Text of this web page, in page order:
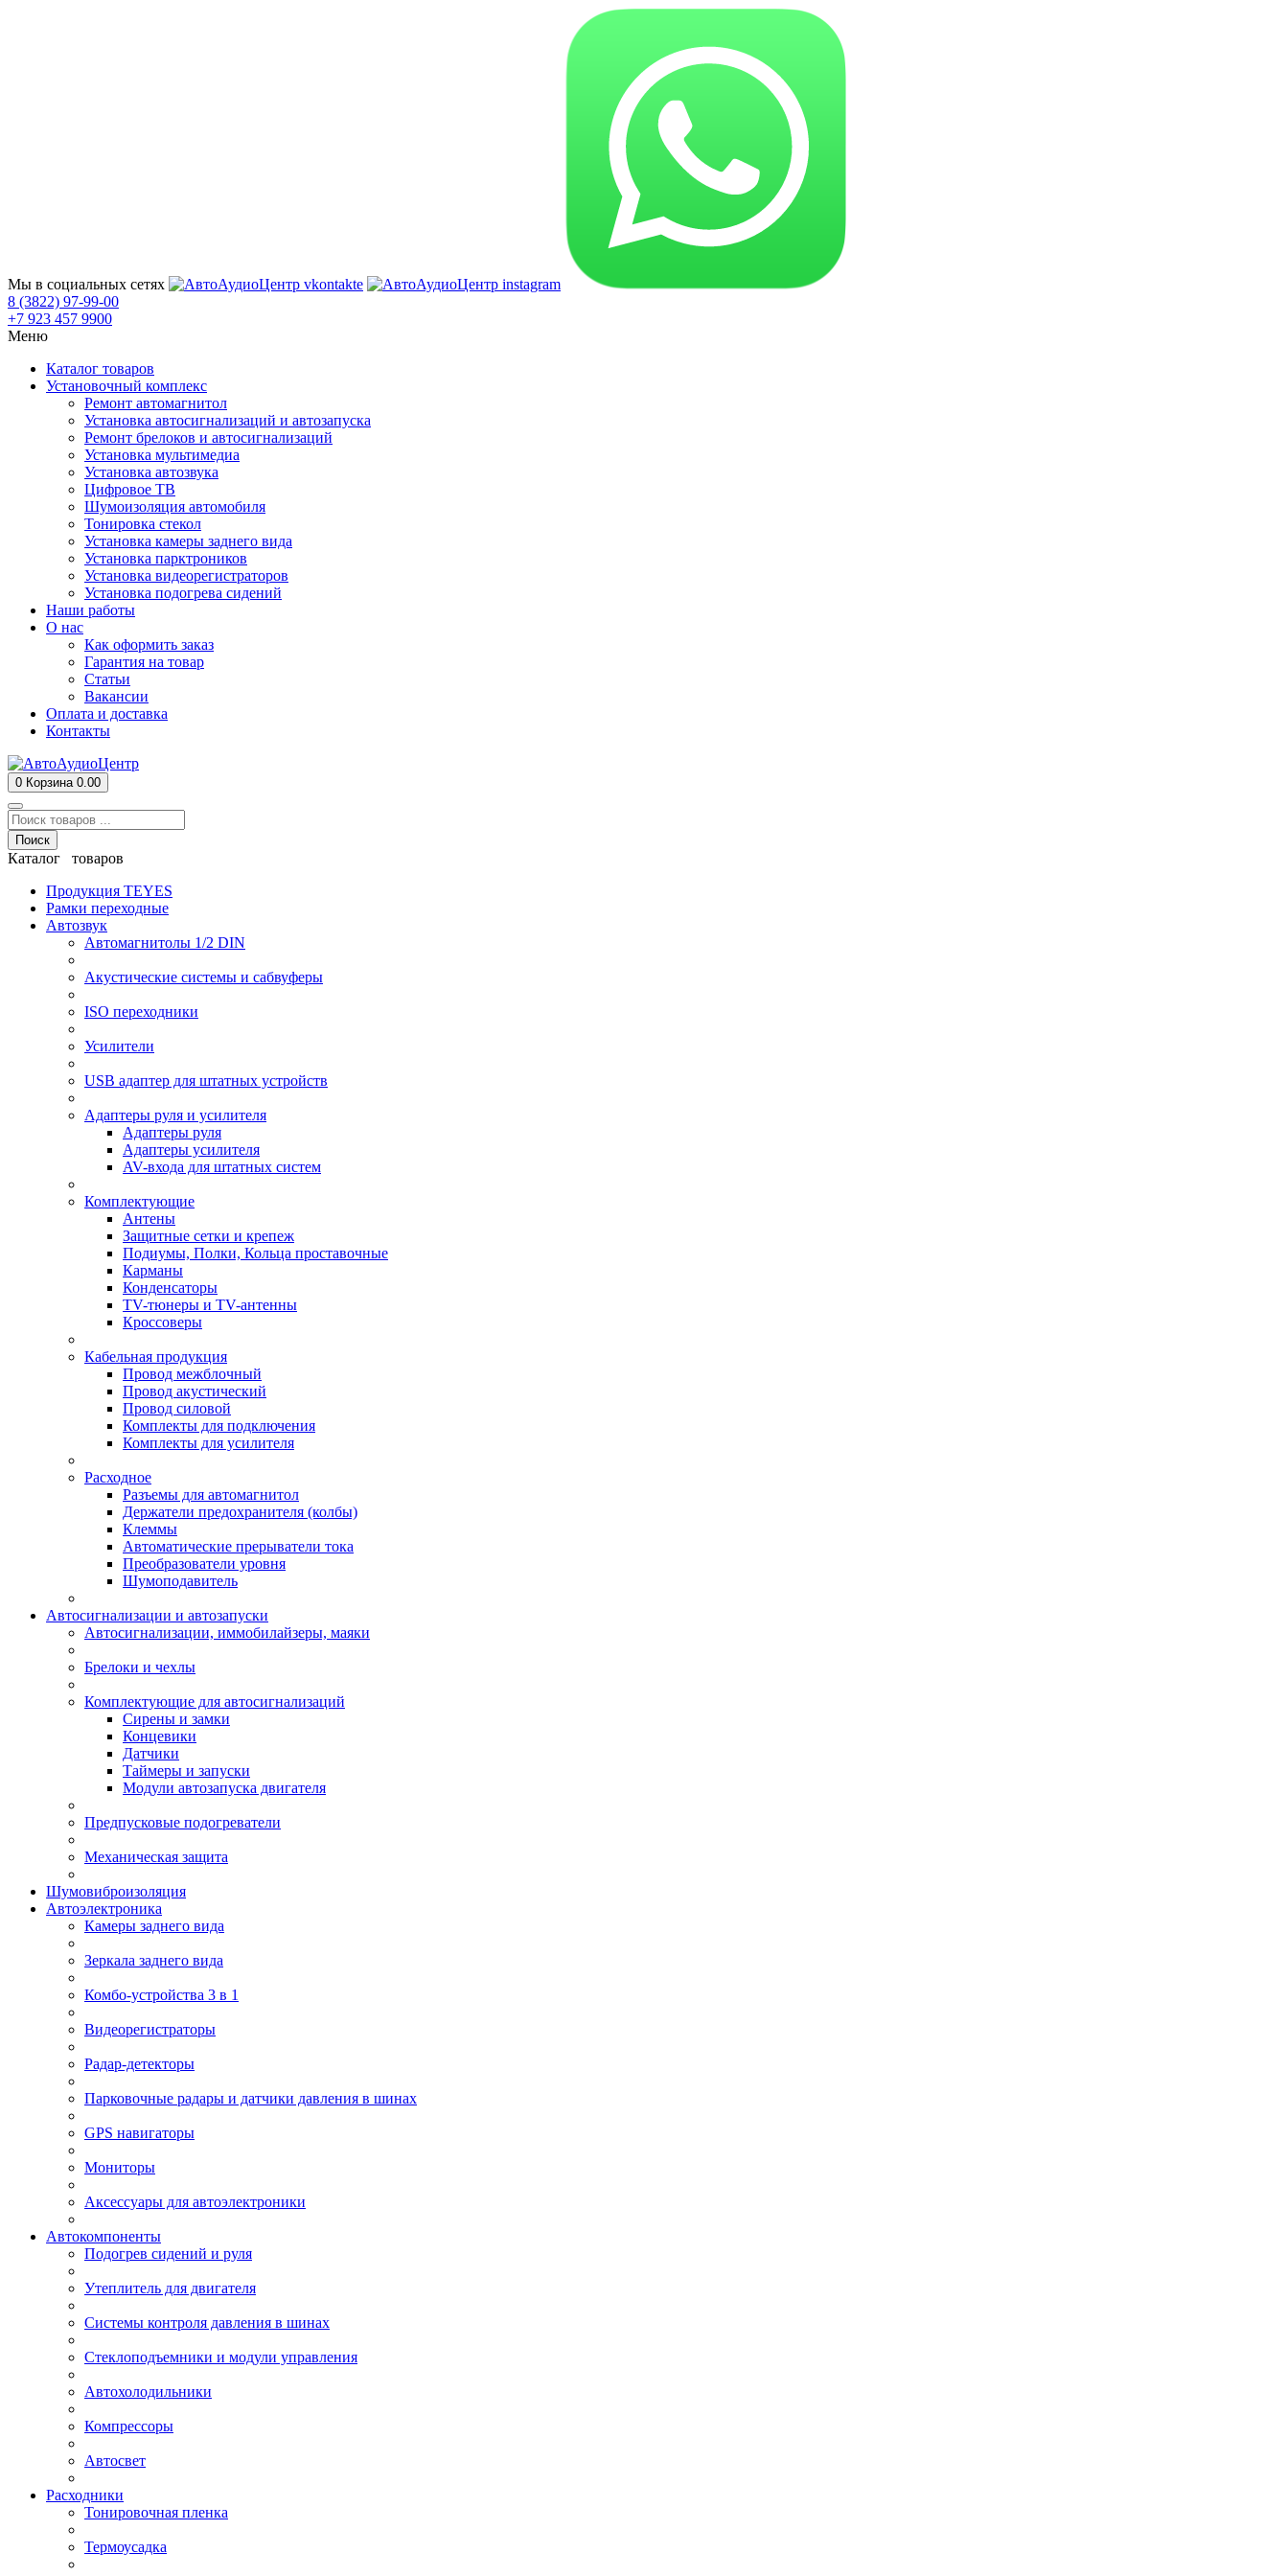
Мы в социальных сетях
8 (3822) 97-99-00
+7 923 457 9900
Меню
Каталог товаров
Установочный комплекс
Ремонт автомагнитол
Установка автосигнализаций и автозапуска
Ремонт брелоков и автосигнализаций
Установка мультимедиа
Установка автозвука
Цифровое ТВ
Шумоизоляция автомобиля
Тонировка стекол
Установка камеры заднего вида
Установка парктроников
Установка видеорегистраторов
Установка подогрева сидений
Наши работы
О нас
Как оформить заказ
Гарантия на товар
Статьи
Вакансии
Оплата и доставка
Контакты
0 Корзина 0.00
Поиск
Каталог товаров
Продукция TEYES
Рамки переходные
Автозвук
Автомагнитолы 1/2 DIN
Акустические системы и сабвуферы
ISO переходники
Усилители
USB адаптер для штатных устройств
Адаптеры руля и усилителя
Адаптеры руля
Адаптеры усилителя
AV-входа для штатных систем
Комплектующие
Антены
Защитные сетки и крепеж
Подиумы, Полки, Кольца проставочные
Карманы
Конденсаторы
TV-тюнеры и TV-антенны
Кроссоверы
Кабельная продукция
Провод межблочный
Провод акустический
Провод силовой
Комплекты для подключения
Комплекты для усилителя
Расходное
Разъемы для автомагнитол
Держатели предохранителя (колбы)
Клеммы
Автоматические прерыватели тока
Преобразователи уровня
Шумоподавитель
Автосигнализации и автозапуски
Автосигнализации, иммобилайзеры, маяки
Брелоки и чехлы
Комплектующие для автосигнализаций
Сирены и замки
Концевики
Датчики
Таймеры и запуски
Модули автозапуска двигателя
Предпусковые подогреватели
Механическая защита
Шумовиброизоляция
Автоэлектроника
Камеры заднего вида
Зеркала заднего вида
Комбо-устройства 3 в 1
Видеорегистраторы
Радар-детекторы
Парковочные радары и датчики давления в шинах
GPS навигаторы
Мониторы
Аксессуары для автоэлектроники
Автокомпоненты
Подогрев сидений и руля
Утеплитель для двигателя
Системы контроля давления в шинах
Стеклоподъемники и модули управления
Автохолодильники
Компрессоры
Автосвет
Расходники
Тонировочная пленка
Термоусадка